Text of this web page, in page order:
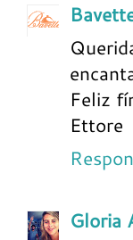
Feliz
Ettore
Gloria